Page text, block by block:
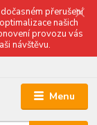
přerušení
našich
provozu vás
návštěvu.
Menu